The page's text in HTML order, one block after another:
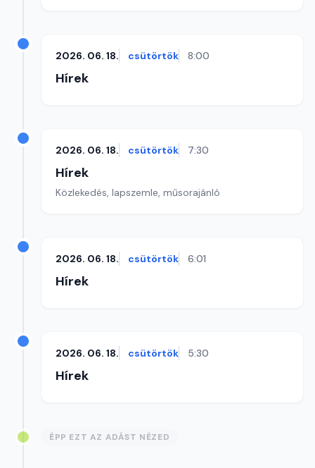
2026. 06. 18. csütörtök 8:00
Hírek
2026. 06. 18. csütörtök 7:30
Hírek
Közlekedés, lapszemle, műsorajánló
2026. 06. 18. csütörtök 6:01
Hírek
2026. 06. 18. csütörtök 5:30
Hírek
ÉPP EZT AZ ADÁST NÉZED